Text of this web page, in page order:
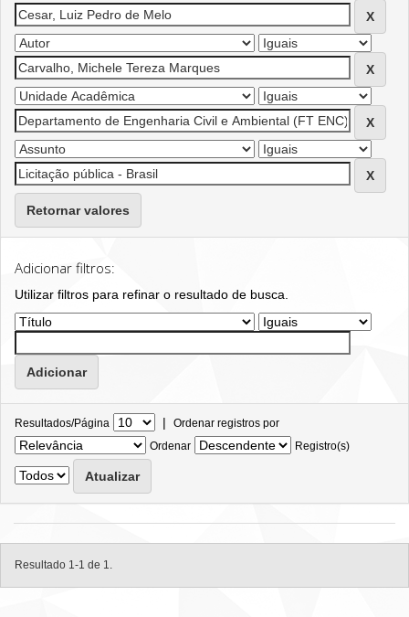
Retornar valores
Adicionar filtros:
Utilizar filtros para refinar o resultado de busca.
Resultados/Página | Ordenar registros por
Ordenar
Registro(s)
Resultado 1-1 de 1.